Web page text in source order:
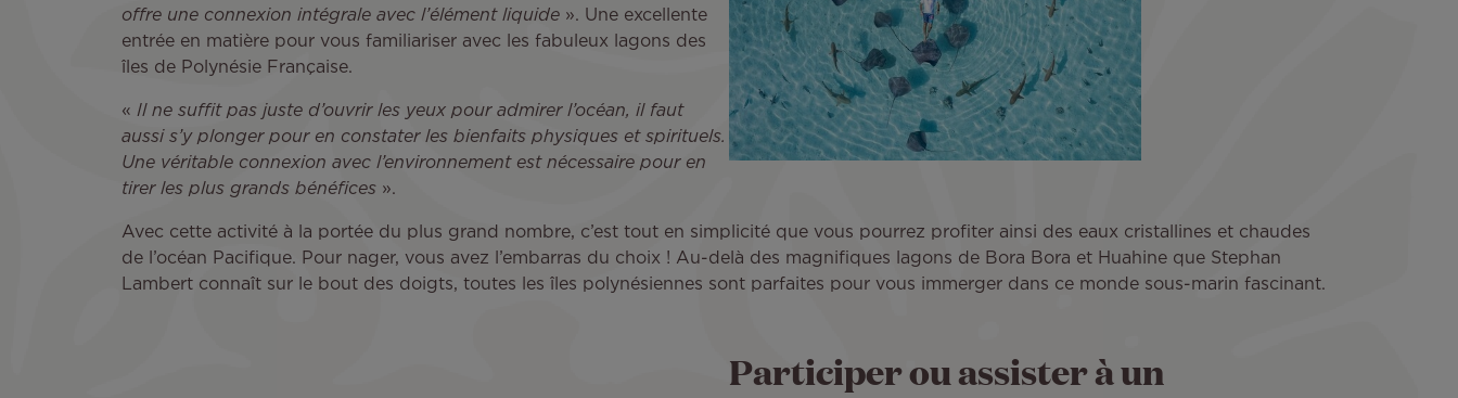
offre une connexion intégrale avec l’élément liquide ». Une excellente
entrée en matière pour vous familiariser avec les fabuleux lagons des
îles de Polynésie Française.
« Il ne suffit pas juste d’ouvrir les yeux pour admirer l’océan, il faut
aussi s’y plonger pour en constater les bienfaits physiques et spirituels.
Une véritable connexion avec l’environnement est nécessaire pour en
tirer les plus grands bénéfices ».
Avec cette activité à la portée du plus grand nombre, c’est tout en simplicité que vous pourrez profiter ainsi des eaux cristallines et chaudes
de l’océan Pacifique. Pour nager, vous avez l’embarras du choix ! Au-delà des magnifiques lagons de Bora Bora et Huahine que Stephan
Lambert connaît sur le bout des doigts, toutes les îles polynésiennes sont parfaites pour vous immerger dans ce monde sous-marin fascinant.
Participer ou assister à un